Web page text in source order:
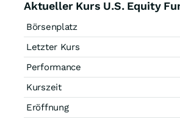
Aktueller Kurs U.S. Equity
Börsenplatz
Letzter Kurs
Performance
Kurszeit
Eröffnung